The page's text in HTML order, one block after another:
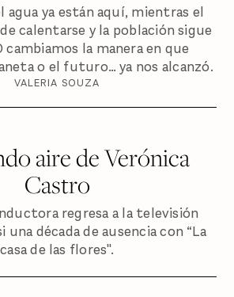
agua ya están aquí, mientras el
calentarse y la población sigue
cambiamos la manera en que
o el futuro… ya nos alcanzó.
VALERIA SOUZA
aire de Verónica
Castro
regresa a la televisión
una década de ausencia con “La
casa de las flores".